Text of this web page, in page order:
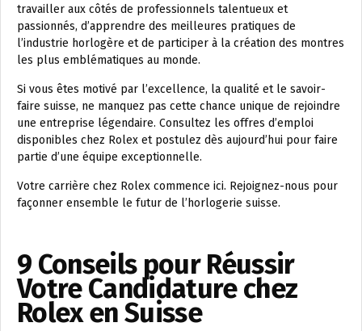
travailler aux côtés de professionnels talentueux et
passionnés, d’apprendre des meilleures pratiques de
l’industrie horlogère et de participer à la création des montres
les plus emblématiques au monde.
Si vous êtes motivé par l’excellence, la qualité et le savoir-
faire suisse, ne manquez pas cette chance unique de rejoindre
une entreprise légendaire. Consultez les offres d’emploi
disponibles chez Rolex et postulez dès aujourd’hui pour faire
partie d’une équipe exceptionnelle.
Votre carrière chez Rolex commence ici. Rejoignez-nous pour
façonner ensemble le futur de l’horlogerie suisse.
9 Conseils pour Réussir
Votre Candidature chez
Rolex en Suisse